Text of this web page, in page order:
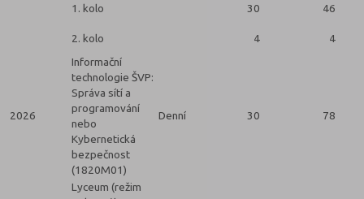
1. kolo 30 46
2. kolo 4 4
2026
Informační
technologie ŠVP:
Správa sítí a
programování
nebo
Kybernetická
bezpečnost
(1820M01)
Denní 30 78
Lyceum (režim